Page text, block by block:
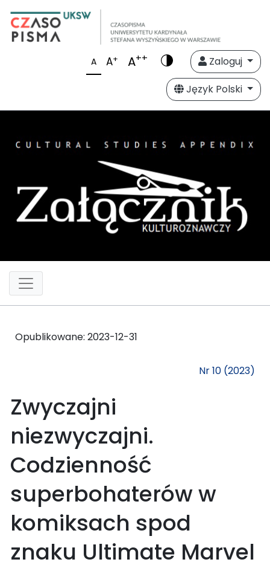
A A+ A++
Zaloguj
Język Polski
Opublikowane: 2023-12-31
Nr 10 (2023)
Zwyczajni
niezwyczajni.
Codzienność
superbohaterów w
komiksach spod
znaku Ultimate Marvel